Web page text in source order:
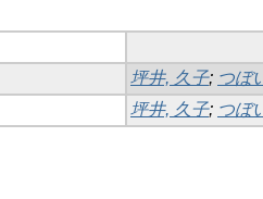
坪井, 久子; つぼ
坪井, 久子; つぼ